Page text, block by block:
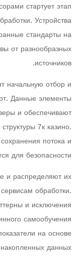
стартует этап
Устройства
стандарты на
от разнообразных
источников.
начальную отбор и
Данные элементы
и обеспечивают
7к казино.
потока и
для безопасности.
и распределяют их
обработки.
и исключения
самообучения
на основе
накопленных данных.